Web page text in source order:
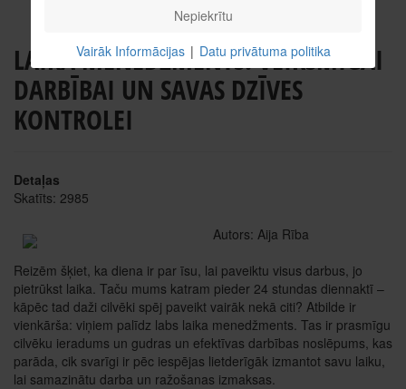
LAIKA MENEDŽMENTS. VEIKSMĪGAI
DARBĪBAI UN SAVAS DZĪVES
KONTROLEI
Detaļas
Skatīts: 2985
Autors: Aija Rība
Reizēm šķiet, ka diena ir par īsu, lai paveiktu visus darbus, jo
pietrūkst laika. Taču mums katram pieder 24 stundas diennaktī –
kāpēc tad daži cilvēki spēj paveikt vairāk nekā citi? Atbilde ir
vienkārša: viņiem palīdz labs laika menedžments. Tas ir prasmīgu
cilvēku ieradums un gudras un efektīvas darbības noslēpums, kas
parāda, cik svarīgi ir pēc iespējas lietderīgāk izmantot savu laiku,
lai samazinātu darba un ražošanas izmaksas.
Nepiekrītu
Vairāk Informācijas | Datu privātuma politika